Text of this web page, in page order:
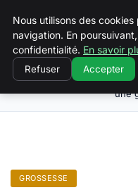
Suivi
une
GROSSESSE
Nous utilisons des
navigation. En
confidentialité. En savoir
Refuser Accepter